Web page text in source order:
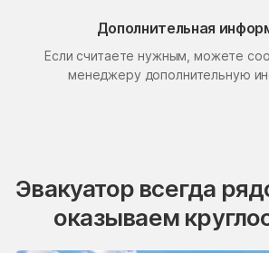
Дополнительная
Если считаете нужным, можете
менеджеру дополнительную
Эвакуатор всегда
оказываем
Поселок Свиблово Поселок
посёлок станции
Бронницы
Поселок
Пролетарский
Пуршево